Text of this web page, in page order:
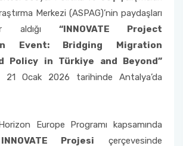
Merkezi (ASPAG)’nin paydaşları
aldığı “INNOVATE Project
Event: Bridging Migration
Policy in Türkiye and Beyond”
21 Ocak 2026 tarihinde Antalya’da
Europe Programı kapsamında
INNOVATE Projesi çerçevesinde
Kanatlar’ Karma Resim ve
Uluslararası Başarı
Göç ve Birlikte Yaşam
Uluslararası Kültür ve